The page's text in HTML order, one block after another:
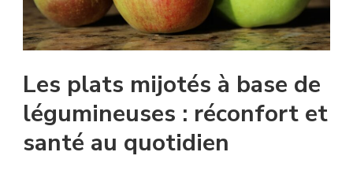
Les plats mijotés à base de
légumineuses : réconfort et
santé au quotidien